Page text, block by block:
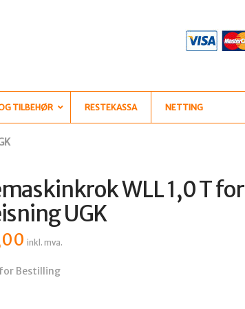
TILBEHØR RESTEKASSA NETTING
WLL 1,0 T for
UGK
inkl. mva.
Bestilling